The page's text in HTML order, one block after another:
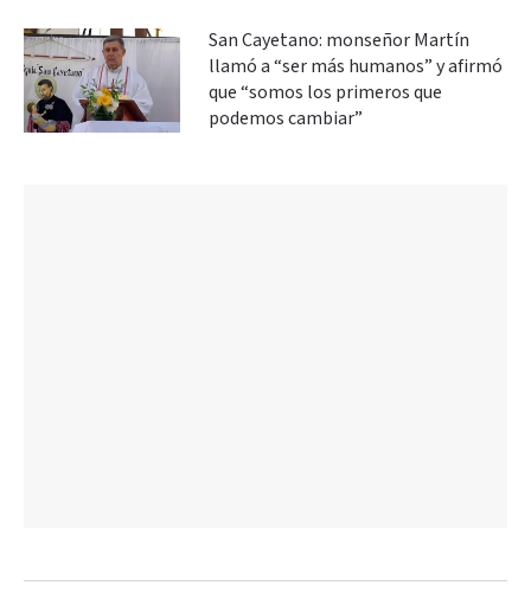
San Cayetano: monseñor Martín
llamó a “ser más humanos” y afirmó
que “somos los primeros que
podemos cambiar”